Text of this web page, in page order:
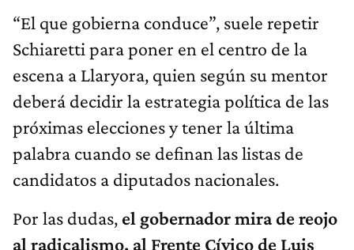
“El que gobierna conduce”, suele repetir
Schiaretti para poner en el centro de la
escena a Llaryora, quien según su mentor
deberá decidir la estrategia política de las
próximas elecciones y tener la última
palabra cuando se definan las listas de
candidatos a diputados nacionales.
Por las dudas, el gobernador mira de reojo
al radicalismo, al Frente Cívico de Luis